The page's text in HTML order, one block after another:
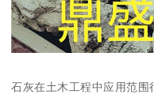
石灰在土木工程中应用范